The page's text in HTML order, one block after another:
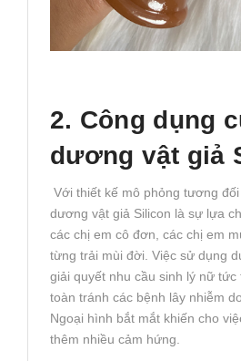
2. Công dụng
dương vật giả
Với thiết kế mô phỏng tương
dương vật giả Silicon là sự lựa
các chị em cô đơn, các chị em
từng trải mùi đời. Việc sử dụng
giải quyết nhu cầu sinh lý nữ tức
toàn tránh các bệnh lây nhiễm
Ngoại hình bắt mắt khiến cho
thêm nhiều cảm hứng.